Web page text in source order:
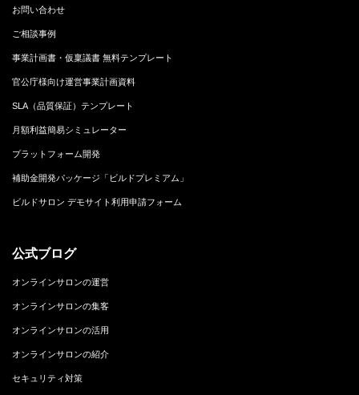
お問い合わせ
ご相談事例
事業計画書・仮稟議書 無料テンプレート
官公庁様向け運営事業計画資料
SLA（品質保証）テンプレート
月額利益簡易シミュレーター
プラットフォーム開発
補助金開発パッケージ「ビルドプレミアム」
ビルドサロン デモサイト利用申請フォーム
公式ブログ
オンラインサロンの運営
オンラインサロンの集客
オンラインサロンの活用
オンラインサロンの紹介
セキュリティ対策